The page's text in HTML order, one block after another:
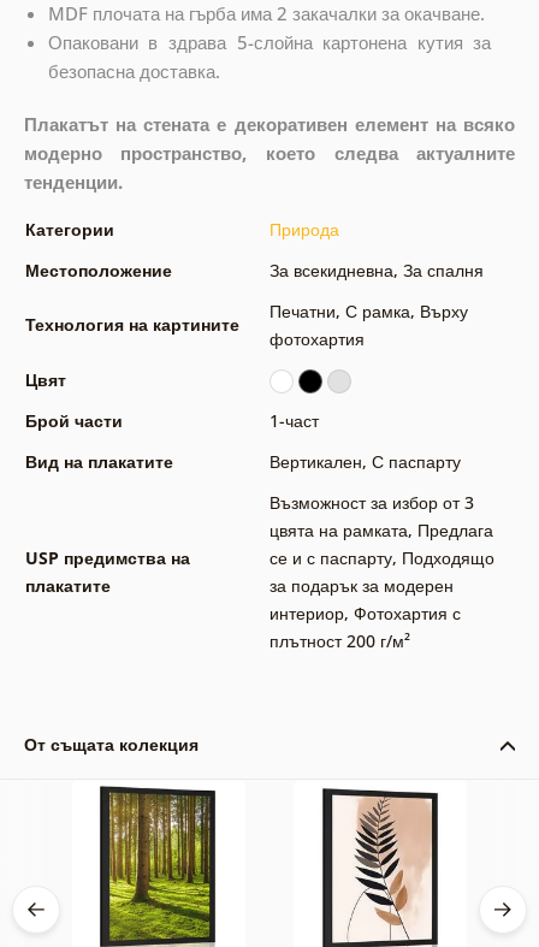
MDF плочата на гърба има 2 закачалки за окачване.
Опаковани в здрава 5-слойна картонена кутия за
безопасна доставка.
Плакатът на стената е декоративен елемент на всяко
модерно пространство, което следва актуалните
тенденции.
Категории
Природа
Местоположение
За всекидневна, За спалня
Технология на картините
Печатни, С рамка, Върху
фотохартия
Цвят
Брой части
1-част
Вид на плакатите
Вертикален, С паспарту
USP предимства на
плакатите
Възможност за избор от 3
цвята на рамката, Предлага
се и с паспарту, Подходящо
за подарък за модерен
интериор, Фотохартия с
плътност 200 г/м²
От същата колекция